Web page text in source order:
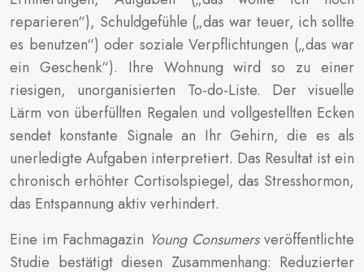
reparieren“), Schuldgefühle („das war teuer, ich sollte
es benutzen“) oder soziale Verpflichtungen („das war
ein Geschenk“). Ihre Wohnung wird so zu einer
riesigen, unorganisierten To-do-Liste. Der visuelle
Lärm von überfüllten Regalen und vollgestellten Ecken
sendet konstante Signale an Ihr Gehirn, die es als
unerledigte Aufgaben interpretiert. Das Resultat ist ein
chronisch erhöhter Cortisolspiegel, das Stresshormon,
das Entspannung aktiv verhindert.
Eine im Fachmagazin Young Consumersveröffentlichte
Studie bestätigt diesen Zusammenhang: Reduzierter